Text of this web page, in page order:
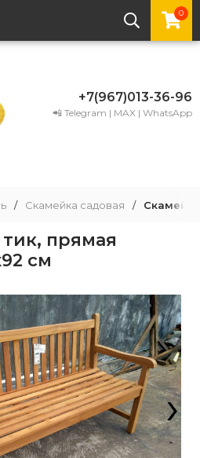
0
+7(967)013-36-96
📲 Telegram | MAX | WhatsApp
/ Скамейка садовая /
прямая
см
›